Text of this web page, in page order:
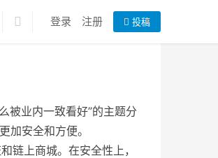
登录 注册 投稿
业内一致看好”的主题分
加安全和方便。
链上商城。在安全性上，